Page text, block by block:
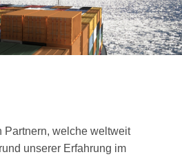
Partnern, welche weltweit
unserer Erfahrung im